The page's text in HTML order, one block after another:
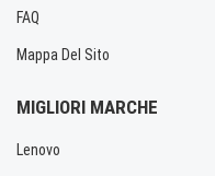
FAQ
Mappa Del Sito
MIGLIORI MARCHE
Lenovo